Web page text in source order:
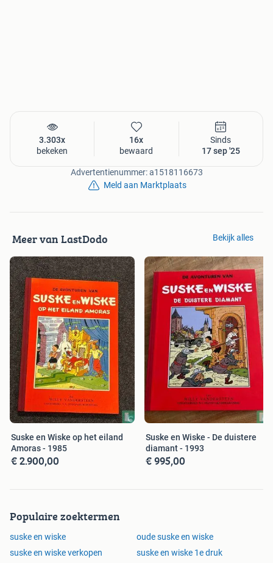
3.303x
bekeken
16x
bewaard
Sinds
17 sep '25
Advertentienummer: a1518116673
Meld aan Marktplaats
Meer van LastDodo Bekijk alles
Suske en Wiske op het eiland
Amoras - 1985
€ 2.900,00
Suske en Wiske - De duistere
diamant - 1993
€ 995,00
Populaire zoektermen
suske en wiske
oude suske en wiske
suske en wiske verkopen
suske en wiske 1e druk